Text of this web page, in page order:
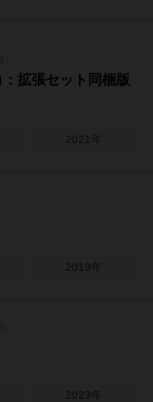
拡張セット同梱版
2021年
2019年
2023年